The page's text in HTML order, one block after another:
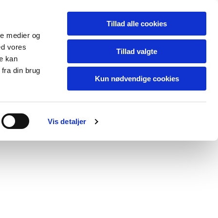
medier og
vores
kan
din brug
Vis detaljer
Tillad alle cookies
Tillad valgte
Kun nødvendige cookies
42805557